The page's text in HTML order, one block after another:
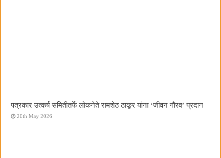
पत्रकार उत्कर्ष समितीतर्फे लोकनेते रामशेठ ठाकूर यांना ‌‘जीवन गौरव‌’ प्रदान
20th May 2026